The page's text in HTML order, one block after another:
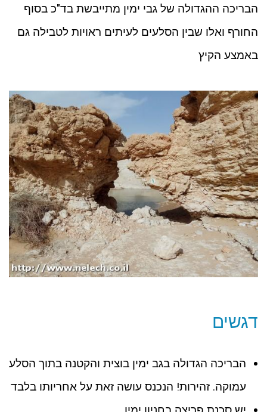
הבריכה ההגדולה של גבי ימין מתייבשת בד"כ בסוף
החורף ואלו שבין הסלעים לעיתים ראויות לטבילה גם
באמצע הקיץ
דגשים
הבריכה הגדולה בגב ימין בוצית והקטנה בתוך הסלע
עמוקה. זהירות! הנכנס עושה זאת על אחריותו בלבד